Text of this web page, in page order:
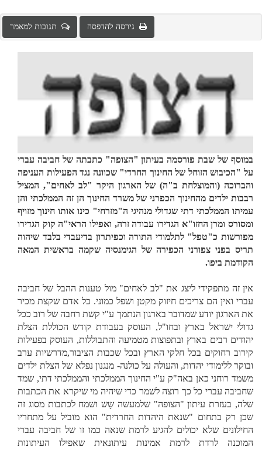
גירסה להדפסה תגובות למאמר
במוסף של שבת פורסמה בעיתון "הצופה" כתבתה של חביבה עברי
על "הכיבוש הזוחל של החינוך החרדי" שכוונה נגד הפעילות העניפה
והברוכה (והמוצלחת ב"ה) של הארגון היקר "לב לאחים", המציל
רבבות ילדים מהחינוך הכפרני של משרד החינוך הן זה הממלכתי והן
עמיתו הממלכתי דתי שגדולי מנהיגי ה"מזרחי" כינו אותו חינוך מזויף
ומסורס ומרן החזו"א הגדירו עבודה זרה, ואפילו הראי"ה קוק הגדירו
מפורשות כ"טפל" לתלמודי התורה וכפיתרון בדיעבדי בלבד שיהוה
תריס בפני צפורני הכפירה של הגימנסיה שקמה בראשית המאה
הקודמת ביפו.
אין זה מתפקידי ליצג את "לב לאחים" מול טענות ההבל של חביבה
עברי ואין הם צריכים חיזוק מקטן ושפל כמוני. כל אדם שקצת מכיר
את הארגון יודע שמדובר בארגון הנתמך ע"י קשת רחבה של רוב ככל
גדולי ישראל בארץ ובחו"ל, העוסק בעבודת קודש הכוללת הצלת
יהודים רבים בארץ ובתפוצות מטמיעה והתבוללות, העוסק בפעילות
קירוב רחוקים בכל חלקי הארץ ובכל שכבות הציבור,מדרשיות ערב
ובוקר ללימודי יהדות, והעולה על כולנה- מנגנון נפלא של הצלת ילדים
משמד רוחני כאן באה"ק ע"י החינוך הממלכתי והממלכתי דתי, שמד
שחביבה עברי כל כך רוצה לשמר כדי שיהיה מי שיקרא את הכתבות
שלה, בעזרת עיתון "הצופה" שלמעשה שָש ושמח לכתבות מסוג זה
שכן רק בתחום "שנאת היהדות החרדית" הוא מוביל על מתחריו
החילונים שלא יכולים להגיע לרמת שנאה כמו זו של חביבה עברי
המוכנה לרדת לרמת אמינות עיתונאית שאפילו העיתונות